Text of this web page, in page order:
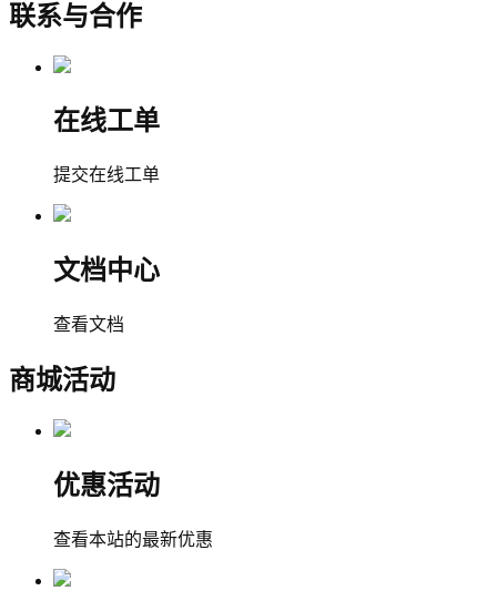
联系与合作
在线工单
提交在线工单
文档中心
查看文档
商城活动
优惠活动
查看本站的最新优惠